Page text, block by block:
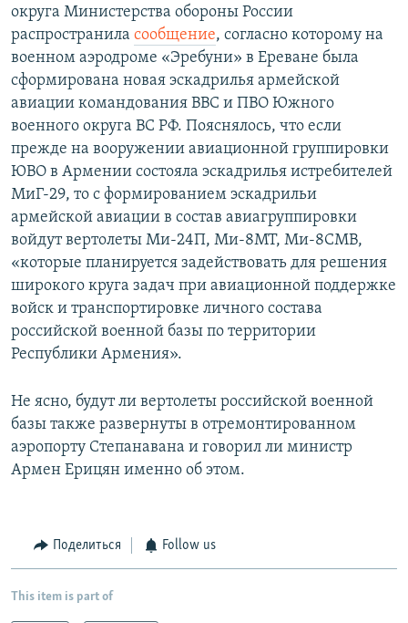
округа Министерства обороны России
распространила сообщение, согласно которому на
военном аэродроме «Эребуни» в Ереване была
сформирована новая эскадрилья армейской
авиации командования ВВС и ПВО Южного
военного округа ВС РФ. Пояснялось, что если
прежде на вооружении авиационной группировки
ЮВО в Армении состояла эскадрилья истребителей
МиГ-29, то с формированием эскадрильи
армейской авиации в состав авиагруппировки
войдут вертолеты Ми-24П, Ми-8МТ, Ми-8СМВ,
«которые планируется задействовать для решения
широкого круга задач при авиационной поддержке
войск и транспортировке личного состава
российской военной базы по территории
Республики Армения».
Не ясно, будут ли вертолеты российской военной
базы также развернуты в отремонтированном
аэропорту Степанавана и говорил ли министр
Армен Ерицян именно об этом.
Поделиться Follow us
This item is part of